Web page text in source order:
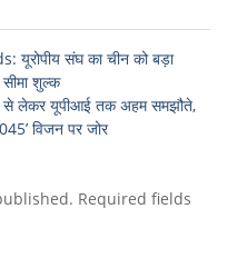
संघ का चीन को बड़ा
शुल्क
लेकर यूपीआई तक अहम समझौते,
विजन पर जोर
Required fields